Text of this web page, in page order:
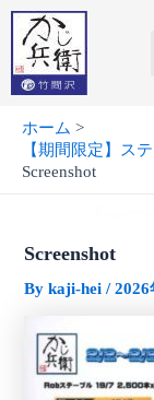
内
を
ホーム
【期間限定】ス
Screenshot
Screenshot
Bykaji-hei/2026